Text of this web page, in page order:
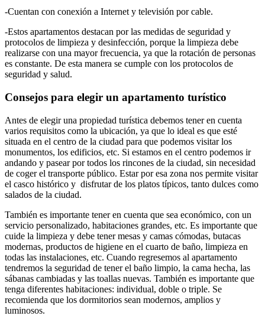
-Cuentan con conexión a Internet y televisión por cable.
-Estos apartamentos destacan por las medidas de seguridad y
protocolos de limpieza y desinfección, porque la limpieza debe
realizarse con una mayor frecuencia, ya que la rotación de personas
es constante. De esta manera se cumple con los protocolos de
seguridad y salud.
Consejos para elegir un apartamento turístico
Antes de elegir una propiedad turística debemos tener en cuenta
varios requisitos como la ubicación, ya que lo ideal es que esté
situada en el centro de la ciudad para que podemos visitar los
monumentos, los edificios, etc. Si estamos en el centro podemos ir
andando y pasear por todos los rincones de la ciudad, sin necesidad
de coger el transporte público. Estar por esa zona nos permite visitar
el casco histórico y disfrutar de los platos típicos, tanto dulces como
salados de la ciudad.
También es importante tener en cuenta que sea económico, con un
servicio personalizado, habitaciones grandes, etc. Es importante que
cuide la limpieza y debe tener mesas y camas cómodas, butacas
modernas, productos de higiene en el cuarto de baño, limpieza en
todas las instalaciones, etc. Cuando regresemos al apartamento
tendremos la seguridad de tener el baño limpio, la cama hecha, las
sábanas cambiadas y las toallas nuevas. También es importante que
tenga diferentes habitaciones: individual, doble o triple. Se
recomienda que los dormitorios sean modernos, amplios y
luminosos.